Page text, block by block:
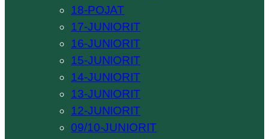
18-POJAT
17-JUNIORIT
16-JUNIORIT
15-JUNIORIT
14-JUNIORIT
13-JUNIORIT
12-JUNIORIT
09/10-JUNIORIT